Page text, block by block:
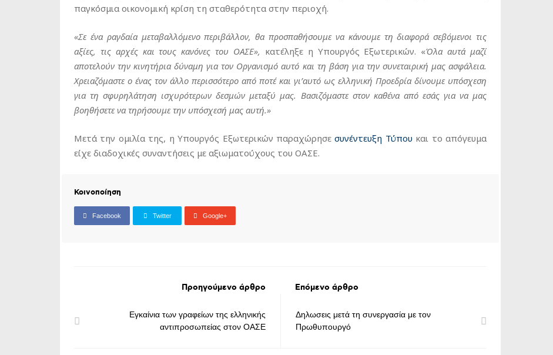
παγκόσμια οικονομική κρίση τη σταθερότητα στην περιοχή.
«Σε ένα ραγδαία μεταβαλλόμενο περιβάλλον, θα προσπαθήσουμε να κάνουμε τη διαφορά σεβόμενοι τις
αξίες, τις αρχές και τους κανόνες του ΟΑΣΕ», κατέληξε η Υπουργός Εξωτερικών. «Όλα αυτά μαζί
αποτελούν την κινητήρια δύναμη για τον Οργανισμό αυτό και τη βάση για την συνεταιρική μας ασφάλεια.
Χρειαζόμαστε ο ένας τον άλλο περισσότερο από ποτέ και γι’αυτό ως ελληνική Προεδρία δίνουμε υπόσχεση
για τη σφυρηλάτηση ισχυρότερων δεσμών μεταξύ μας. Βασιζόμαστε στον καθένα από εσάς για να μας
βοηθήσετε να τηρήσουμε την υπόσχεσή μας αυτή.»
Μετά την ομιλία της, η Υπουργός Εξωτερικών παραχώρησεσυνέντευξη Τύπου και το απόγευμα
είχε διαδοχικές συναντήσεις με αξιωματούχους του ΟΑΣΕ.
Κοινοποίηση
Facebook Twitter Google+
Προηγούμενο άρθρο
Εγκαίνια των γραφείων της ελληνικής
αντιπροσωπείας στον ΟΑΣΕ
Επόμενο άρθρο
Δηλωσεις μετά τη συνεργασία με τον
Πρωθυπουργό